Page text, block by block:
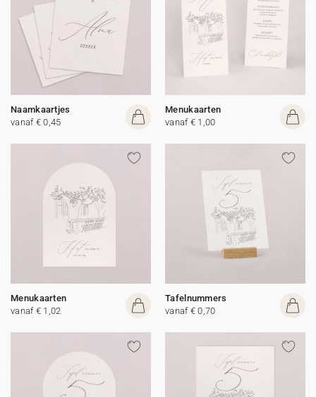
Naamkaartjes
vanaf € 0,45
Menukaarten
vanaf € 1,00
Menukaarten
vanaf € 1,02
Tafelnummers
vanaf € 0,70